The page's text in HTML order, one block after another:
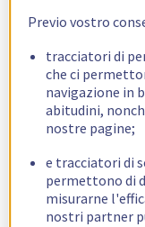
Previo vostro
tracciatori di
che ci
navigazione in
abitudini,
nostre pagine;
e tracciatori di
permettono di
misurarne
nostri partner